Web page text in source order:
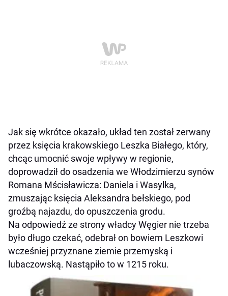
Jak się wkrótce okazało, układ ten został zerwany
przez księcia krakowskiego Leszka Białego, który,
chcąc umocnić swoje wpływy w regionie,
doprowadził do osadzenia we Włodzimierzu synów
Romana Mścisławicza: Daniela i Wasylka,
zmuszając księcia Aleksandra bełskiego, pod
groźbą najazdu, do opuszczenia grodu.
Na odpowiedź ze strony władcy Węgier nie trzeba
było długo czekać, odebrał on bowiem Leszkowi
wcześniej przyznane ziemie przemyską i
lubaczowską. Nastąpiło to w 1215 roku.